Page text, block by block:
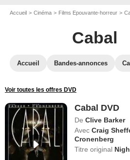
Accueil Cinéma Films Epouvante-horreur
Cabal
Accueil Bandes-annonces
Voir toutes les offres DVD
Cabal DVD
De Clive Barker
Avec Craig
Cronenberg
Titre original